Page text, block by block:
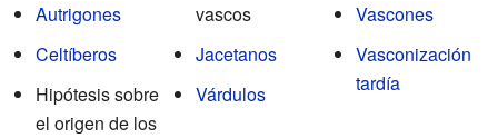
Autrigones
Celtíberos
Hipótesis sobre
el origen de los
vascos
Jacetanos
Várdulos
Vascones
Vasconización
tardía